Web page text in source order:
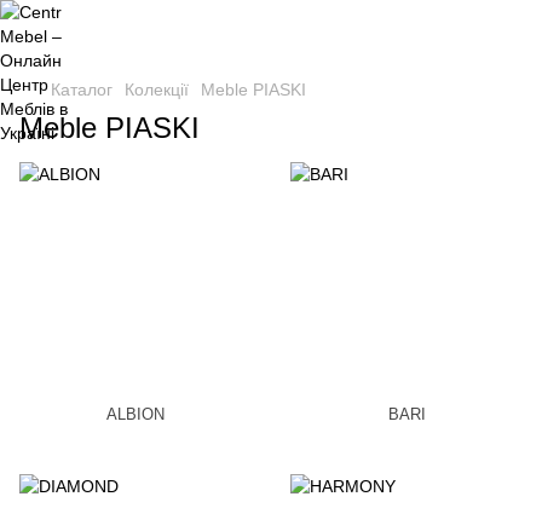
Каталог Колекції Meble PIASKI
Meble PIASKI
ALBION BARI